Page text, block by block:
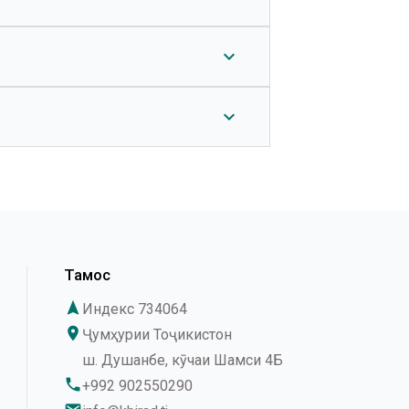
диҳед. Корбарони мо баexpand_more
дар кутоҳтарин фурсат
expand_more
Тамос
navigation Индекс 734064
place Ҷумҳурии Тоҷикистон
ш. Душанбе, кӯчаи Шамси 4Б
phone+992 902550290